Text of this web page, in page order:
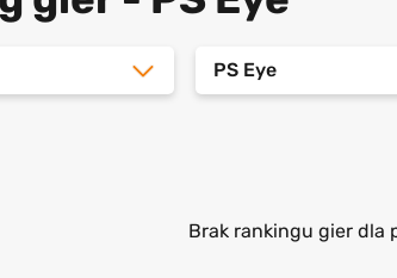
PS Eye
Brak rankingu gier dla